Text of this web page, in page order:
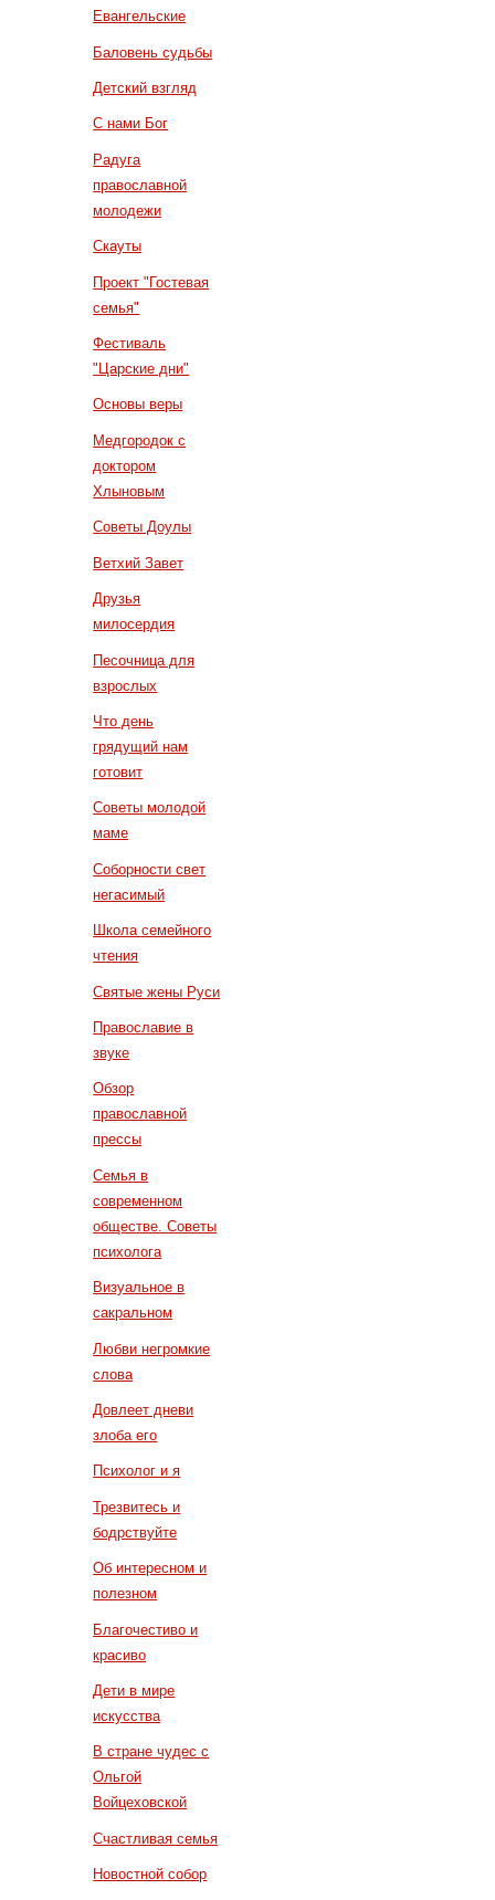
Евангельские
Баловень судьбы
Детский взгляд
С нами Бог
Радуга
православной
молодежи
Скауты
Проект "Гостевая
семья"
Фестиваль
"Царские дни"
Основы веры
Медгородок с
доктором
Хлыновым
Советы Доулы
Ветхий Завет
Друзья
милосердия
Песочница для
взрослых
Что день
грядущий нам
готовит
Советы молодой
маме
Соборности свет
негасимый
Школа семейного
чтения
Святые жены Руси
Православие в
звуке
Обзор
православной
прессы
Семья в
современном
обществе. Советы
психолога
Визуальное в
сакральном
Любви негромкие
слова
Довлеет дневи
злоба его
Психолог и я
Трезвитесь и
бодрствуйте
Об интересном и
полезном
Благочестиво и
красиво
Дети в мире
искусства
В стране чудес с
Ольгой
Войцеховской
Счастливая семья
Новостной собор